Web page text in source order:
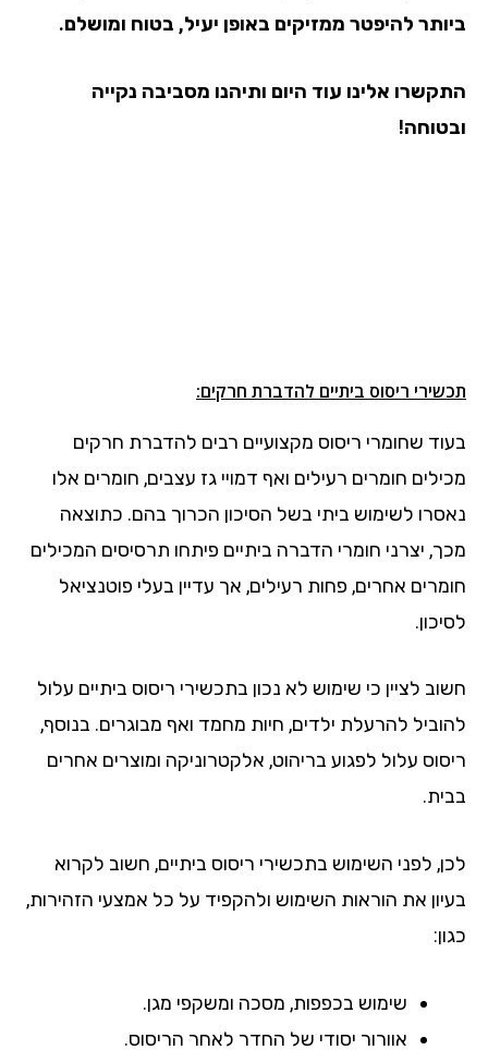
ביותר להיפטר ממזיקים באופן יעיל, בטוח ומושלם.
התקשרו אלינו עוד היום ותיהנו מסביבה נקייה
ובטוחה!
תכשירי ריסוס ביתיים להדברת חרקים:
בעוד שחומרי ריסוס מקצועיים רבים להדברת חרקים
מכילים חומרים רעילים ואף דמויי גז עצבים, חומרים אלו
נאסרו לשימוש ביתי בשל הסיכון הכרוך בהם. כתוצאה
מכך, יצרני חומרי הדברה ביתיים פיתחו תרסיסים המכילים
חומרים אחרים, פחות רעילים, אך עדיין בעלי פוטנציאל
לסיכון.
חשוב לציין כי שימוש לא נכון בתכשירי ריסוס ביתיים עלול
להוביל להרעלת ילדים, חיות מחמד ואף מבוגרים. בנוסף,
ריסוס עלול לפגוע בריהוט, אלקטרוניקה ומוצרים אחרים
בבית.
לכן, לפני השימוש בתכשירי ריסוס ביתיים, חשוב לקרוא
בעיון את הוראות השימוש ולהקפיד על כל אמצעי הזהירות,
כגון:
שימוש בכפפות, מסכה ומשקפי מגן.
אוורור יסודי של החדר לאחר הריסוס.